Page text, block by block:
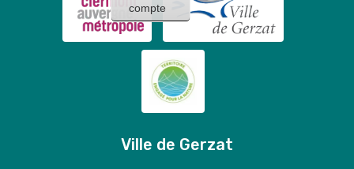
compte
Ville de Gerzat